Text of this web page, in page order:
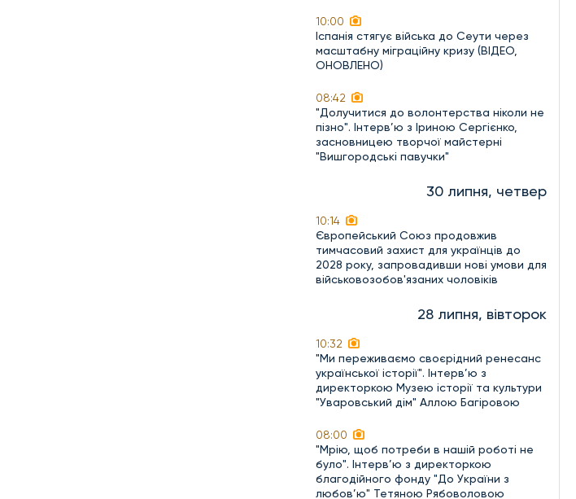
10:00
Іспанія стягує війська до Сеути через
масштабну міграційну кризу (ВІДЕО,
ОНОВЛЕНО)
08:42
"Долучитися до волонтерства ніколи не
пізно". Інтерв’ю з Іриною Сергієнко,
засновницею творчої майстерні
"Вишгородські павучки"
30 липня, четвер
10:14
Європейський Союз продовжив
тимчасовий захист для українців до
2028 року, запровадивши нові умови для
військовозобов'язаних чоловіків
28 липня, вівторок
10:32
"Ми переживаємо своєрідний ренесанс
української історії". Інтерв’ю з
директоркою Музею історії та культури
"Уваровський дім" Аллою Багіровою
08:00
"Мрію, щоб потреби в нашій роботі не
було". Інтерв’ю з директоркою
благодійного фонду "До України з
любов’ю" Тетяною Рябоволовою